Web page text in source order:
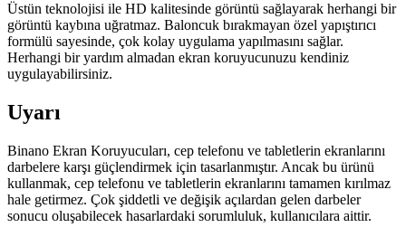
Üstün teknolojisi ile HD kalitesinde görüntü sağlayarak herhangi bir
görüntü kaybına uğratmaz. Baloncuk bırakmayan özel yapıştırıcı
formülü sayesinde, çok kolay uygulama yapılmasını sağlar.
Herhangi bir yardım almadan ekran koruyucunuzu kendiniz
uygulayabilirsiniz.
Uyarı
Binano Ekran Koruyucuları, cep telefonu ve tabletlerin ekranlarını
darbelere karşı güçlendirmek için tasarlanmıştır. Ancak bu ürünü
kullanmak, cep telefonu ve tabletlerin ekranlarını tamamen kırılmaz
hale getirmez. Çok şiddetli ve değişik açılardan gelen darbeler
sonucu oluşabilecek hasarlardaki sorumluluk, kullanıcılara aittir.